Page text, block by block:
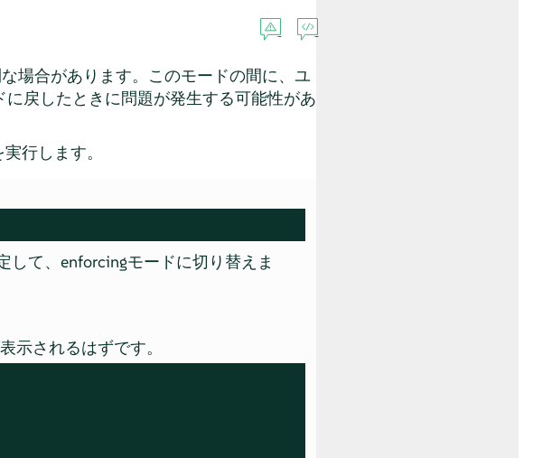
場合があります。このモードの間に、ユ
戻したときに問題が発生する可能性があ
行します。
して、enforcingモードに切り替えま
示されるはずです。